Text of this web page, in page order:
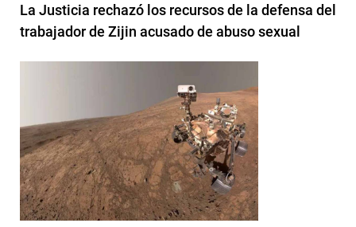
La Justicia rechazó los recursos de la defensa del
trabajador de Zijin acusado de abuso sexual